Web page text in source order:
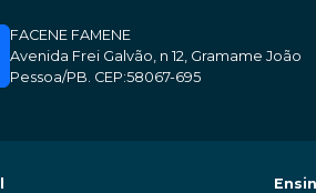
FACENE FAMENE
Avenida Frei Galvão, n 12, Gramame João
Pessoa/PB. CEP:58067-695